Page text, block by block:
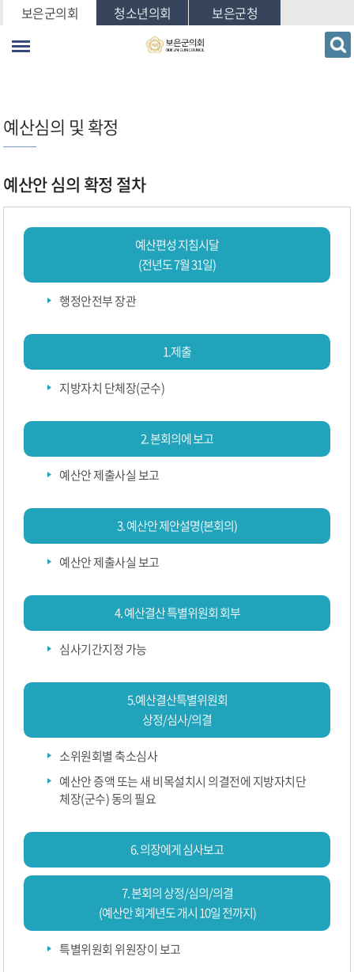
본문바로가기
보은군의회 청소년의회 보은군청
예산심의 및 확정
예산안 심의 확정 절차
예산편성 지침시달
(전년도 7월 31일)
행정안전부 장관
1.제출
지방자치 단체장(군수)
2. 본회의에 보고
예산안 제출사실 보고
3. 예산안 제안설명(본회의)
예산안 제출사실 보고
4. 예산결산 특별위원회 회부
심사기간지정 가능
5.예산결산특별위원회
상정/심사/의결
소위원회별 축소심사
예산안 증액 또는 새 비목설치시 의결전에 지방자치단
체장(군수) 동의 필요
6. 의장에게 심사보고
7. 본회의 상정/심의/의결
(예산안 회계년도 개시 10일 전까지)
특별위원회 위원장이 보고